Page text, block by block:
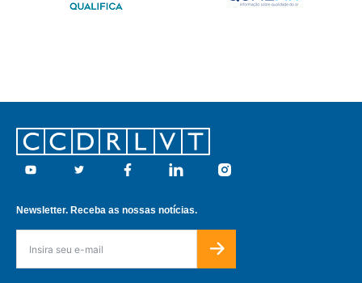
Footer
Youtube Twitter Facebook Linkedin Instagram
Newsletter. Receba as nossas notícias.